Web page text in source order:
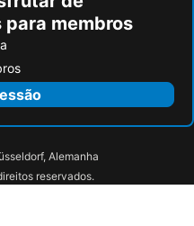
membros
Alemanha
reservados.